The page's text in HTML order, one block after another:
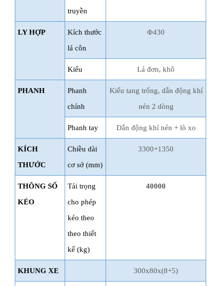
truyền
LY HỢP
Kích thước
lá côn
Ф430
Kiểu Lá đơn, khô
PHANH
Phanh
chính
Kiểu tang trống, dẫn động khí
nén 2 dòng
Phanh tay Dẫn động khí nén + lò xo
KÍCH
THƯỚC
Chiều dài
cơ sở (mm)
3300+1350
THÔNG SỐ
KÉO
Tải trọng
cho phép
kéo theo
theo thiết
kế (kg)
40000
KHUNG XE 300x80x(8+5)